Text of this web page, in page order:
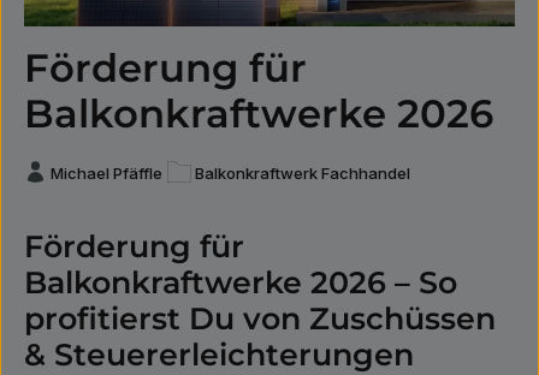
Förderung für
Balkonkraftwerke 2026
Michael Pfäffle Balkonkraftwerk Fachhandel
Förderung für
Balkonkraftwerke 2026 – So
profitierst Du von Zuschüssen
& Steuererleichterungen